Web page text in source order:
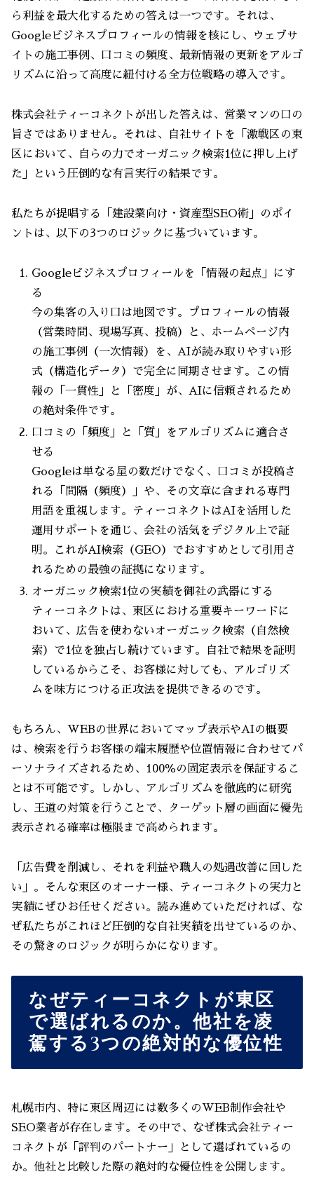
ら利益を最大化するための答えは一つです。それは、
Googleビジネスプロフィールの情報を核にし、ウェブサ
イトの施工事例、口コミの頻度、最新情報の更新をアルゴ
リズムに沿って高度に紐付ける全方位戦略の導入です。
株式会社ティーコネクトが出した答えは、営業マンの口の
旨さではありません。それは、自社サイトを「激戦区の東
区において、自らの力でオーガニック検索1位に押し上げ
た」という圧倒的な有言実行の結果です。
私たちが提唱する「建設業向け・資産型SEO術」のポイ
ントは、以下の3つのロジックに基づいています。
Googleビジネスプロフィールを「情報の起点」にす
る
今の集客の入り口は地図です。プロフィールの情報
（営業時間、現場写真、投稿）と、ホームページ内
の施工事例（一次情報）を、AIが読み取りやすい形
式（構造化データ）で完全に同期させます。この情
報の「一貫性」と「密度」が、AIに信頼されるため
の絶対条件です。
口コミの「頻度」と「質」をアルゴリズムに適合さ
せる
Googleは単なる星の数だけでなく、口コミが投稿さ
れる「間隔（頻度）」や、その文章に含まれる専門
用語を重視します。ティーコネクトはAIを活用した
運用サポートを通じ、会社の活気をデジタル上で証
明。これがAI検索（GEO）でおすすめとして引用さ
れるための最強の証拠になります。
オーガニック検索1位の実績を御社の武器にする
ティーコネクトは、東区における重要キーワードに
おいて、広告を使わないオーガニック検索（自然検
索）で1位を独占し続けています。自社で結果を証明
しているからこそ、お客様に対しても、アルゴリズ
ムを味方につける正攻法を提供できるのです。
もちろん、WEBの世界においてマップ表示やAIの概要
は、検索を行うお客様の端末履歴や位置情報に合わせてパ
ーソナライズされるため、100％の固定表示を保証するこ
とは不可能です。しかし、アルゴリズムを徹底的に研究
し、王道の対策を行うことで、ターゲット層の画面に優先
表示される確率は極限まで高められます。
「広告費を削減し、それを利益や職人の処遇改善に回した
い」。そんな東区のオーナー様、ティーコネクトの実力と
実績にぜひお任せください。読み進めていただければ、な
ぜ私たちがこれほど圧倒的な自社実績を出せているのか、
その驚きのロジックが明らかになります。
なぜティーコネクトが東区
で選ばれるのか。他社を凌
駕する3つの絶対的な優位性
札幌市内、特に東区周辺には数多くのWEB制作会社や
SEO業者が存在します。その中で、なぜ株式会社ティー
コネクトが「評判のパートナー」として選ばれているの
か。他社と比較した際の絶対的な優位性を公開します。